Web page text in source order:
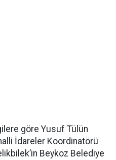
göre Yusuf Tülün
İdareler Koordinatörü
Beykoz Belediye